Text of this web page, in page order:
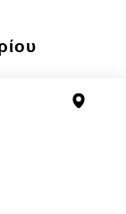
17.30-19.30